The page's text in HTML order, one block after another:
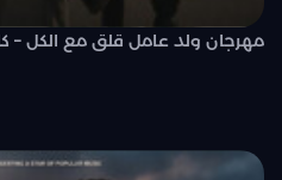
مهرجان ولد عامل قلق مع الكل –